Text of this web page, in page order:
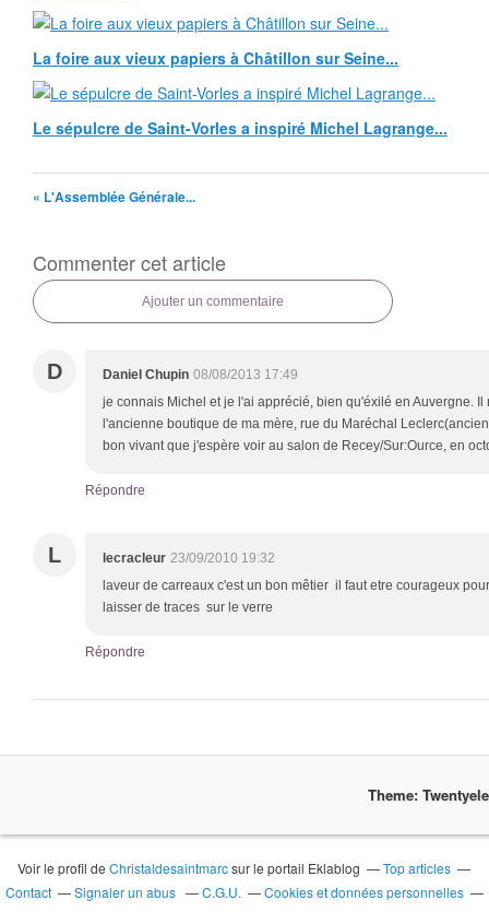
La foire aux vieux papiers à Châtillon sur Seine...
Le sépulcre de Saint-Vorles a inspiré Michel Lagrange...
« L'Assemblée Générale...
Commenter cet article
Ajouter un commentaire
D Daniel Chupin 08/08/2013 17:49
je connais Michel et je l'ai apprécié, bien qu'éxilé en Auvergne. Il
l'ancienne boutique de ma mère, rue du Maréchal
bon vivant que j'espère voir au salon de Recey/Sur:Ource, en
Répondre
L lecracleur 23/09/2010 19:32
laveur de carreaux c'est un bon mêtier il faut etre courageux
laisser de traces sur le verre
Répondre
Theme:
Voir le profil deChristaldesaintmarcsur le portail Eklablog
Top articles
Contact
Signaler un abus C.G.U.
Cookies et données personnelles